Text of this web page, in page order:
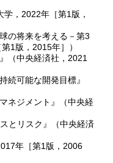
，2022年［第1版，
の将来を考える－第3
1版，2015年］）
（中央経済社，2021
続可能な開発目標』
ネジメント』（中央経
とリスク』（中央経済
年［第1版，2006